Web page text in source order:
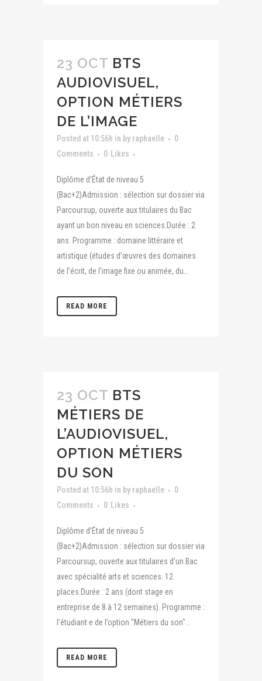
23 OCT BTS
AUDIOVISUEL,
OPTION MÉTIERS
DE L’IMAGE
Posted at 10:56h in by raphaelle
0
Comments
0 Likes
Diplôme d’État de niveau 5
(Bac+2)Admission : sélection sur dossier via
Parcoursup, ouverte aux titulaires du Bac
ayant un bon niveau en sciences.Durée : 2
ans. Programme : domaine littéraire et
artistique (études d’œuvres des domaines
de l’écrit, de l’image fixe ou animée, du...
READ MORE
23 OCT BTS
MÉTIERS DE
L’AUDIOVISUEL,
OPTION MÉTIERS
DU SON
Posted at 10:56h in by raphaelle
0
Comments
0 Likes
Diplôme d’État de niveau 5
(Bac+2)Admission : sélection sur dossier via
Parcoursup, ouverte aux titulaires d’un Bac
avec spécialité arts et sciences. 12
places.Durée : 2 ans (dont stage en
entreprise de 8 à 12 semaines). Programme :
l’étudiant·e de l’option "Métiers du son"...
READ MORE